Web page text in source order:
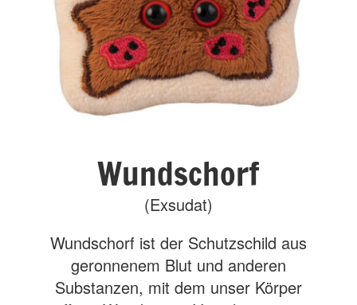
Wundschorf
(Exsudat)
Wundschorf ist der Schutzschild aus
geronnenem Blut und anderen
Substanzen, mit dem unser Körper